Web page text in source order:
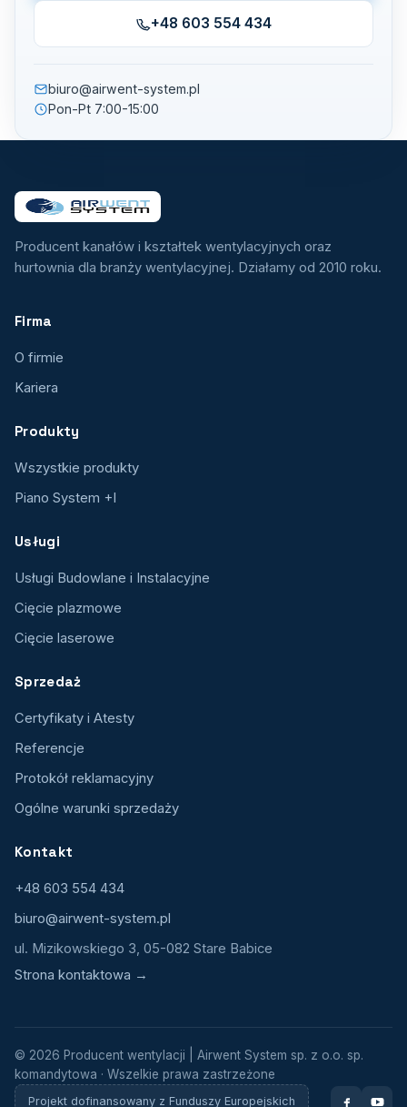
+48 603 554 434
biuro@airwent-system.pl
Pon-Pt 7:00-15:00
Producent kanałów i kształtek wentylacyjnych oraz
hurtownia dla branży wentylacyjnej. Działamy od 2010 roku.
Firma
O firmie
Kariera
Produkty
Wszystkie produkty
Piano System +I
Usługi
Usługi Budowlane i Instalacyjne
Cięcie plazmowe
Cięcie laserowe
Sprzedaż
Certyfikaty i Atesty
Referencje
Protokół reklamacyjny
Ogólne warunki sprzedaży
Kontakt
+48 603 554 434
biuro@airwent-system.pl
ul. Mizikowskiego 3, 05-082 Stare Babice
Strona kontaktowa →
© 2026 Producent wentylacji | Airwent System sp. z o.o. sp.
komandytowa · Wszelkie prawa zastrzeżone
Projekt dofinansowany z Funduszy Europejskich